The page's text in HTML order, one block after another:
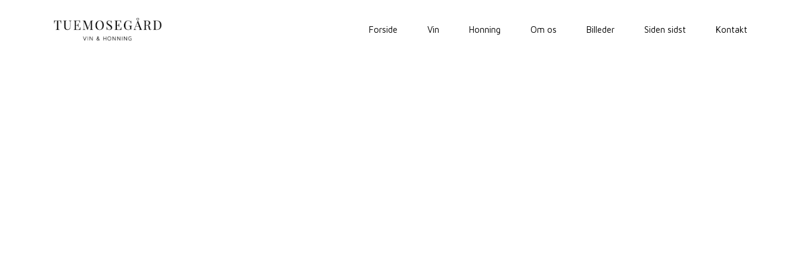
Forside Vin Honning Om os Billeder Siden sidst Kontakt